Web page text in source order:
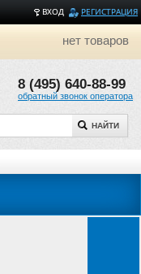
ВХОД РЕГИСТРАЦИЯ
нет товаров
8 (495) 640-88-99
обратный звонок оператора
НАЙТИ